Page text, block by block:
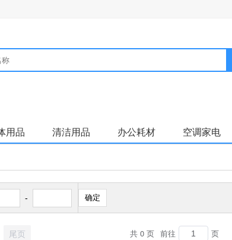
用品 清洁用品 办公耗材 空调家电
- 确定
尾页 共 0 页 前往 页